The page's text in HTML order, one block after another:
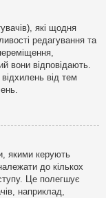
які щодня
редагування та
вони відповідають.
від тем
якими керують
до кількох
Це полегшує
наприклад,